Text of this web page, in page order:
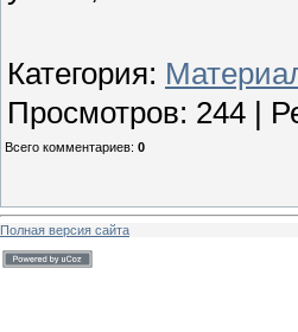
Категория:
Просмотров: 244
Всего комментариев: 0
Полная версия сайта